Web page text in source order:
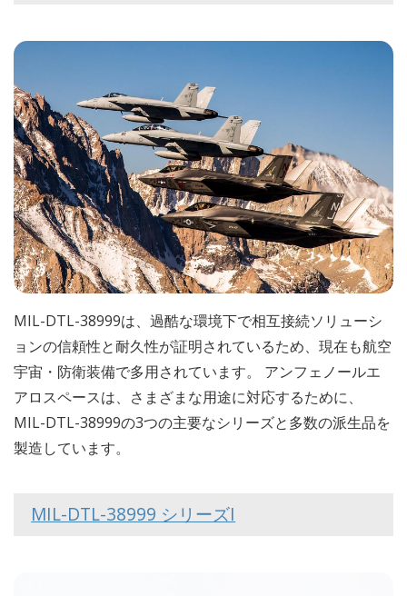
MIL-DTL-38999は、過酷な環境下で相互接続ソリューシ
ョンの信頼性と耐久性が証明されているため、現在も航空
宇宙・防衛装備で多用されています。 アンフェノールエ
アロスペースは、さまざまな用途に対応するために、
MIL-DTL-38999の3つの主要なシリーズと多数の派生品を
製造しています。
MIL-DTL-38999 シリーズI